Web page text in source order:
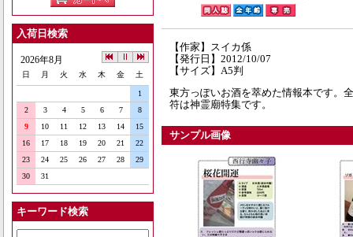
入荷日検索
2026年8月
日 月 火 水 木 金 土
1
2
3 4 5 6 7
8
9
10 11 12 13 14
15
16
17 18 19 20 21
22
23
24 25 26 27 28
29
30
31
キーワード検索
【作家】スイカ係
【発行日】2012/10/07
【サイズ】A5判
東方っぽいお酒を萃めた情報本です。
符は神霊廟特集です。
サンプル画像